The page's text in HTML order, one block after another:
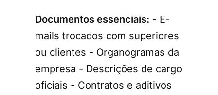
Documentos essenciais: - E-
mails trocados com superiores
ou clientes - Organogramas da
empresa - Descrições de cargo
oficiais - Contratos e aditivos